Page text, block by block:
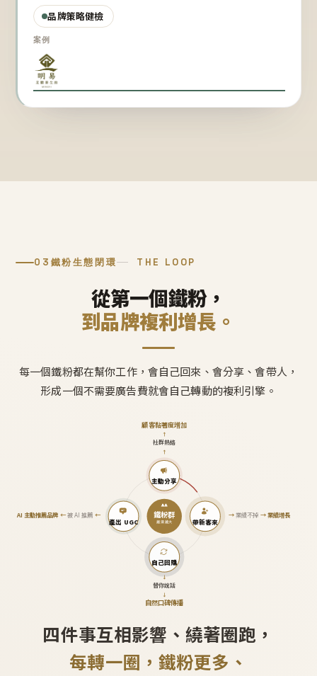
品牌策略健檢
案例
03 鐵粉生態閉環 THE LOOP
從第一個鐵粉，
到品牌複利增長。
每一個鐵粉都在幫你工作，會自己回來、會分享、會帶人，
形成一個不需要廣告費就會自己轉動的複利引擎。
鐵粉群
越滾越大
主動分享
↑
社群熱絡
↑
顧客黏著度增加
帶新客來
→業績不掉 →業績增長
自己回購
↓
替你說話
↓
自然口碑傳播
產出 UGC
AI 主動推薦品牌←被 AI 推薦 ←
四件事互相影響、繞著圈跑，
每轉一圈，鐵粉更多、